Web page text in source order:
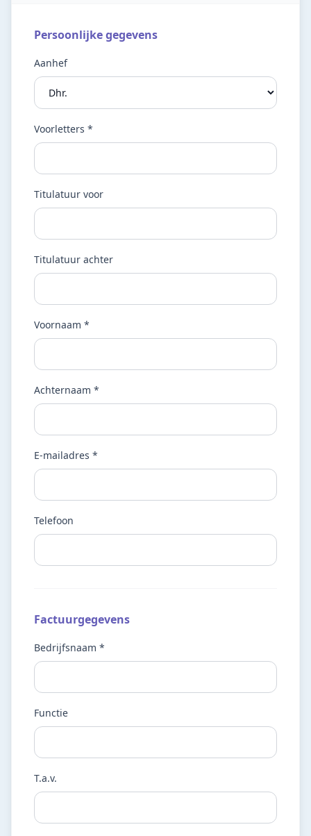
Persoonlijke gegevens
Aanhef
Voorletters *
Titulatuur voor
Titulatuur achter
Voornaam *
Achternaam *
E-mailadres *
Telefoon
Factuurgegevens
Bedrijfsnaam *
Functie
T.a.v.